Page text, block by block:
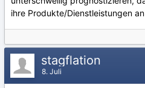
ihre Produkte/Dienstleistungen
stagflation
8. Juli